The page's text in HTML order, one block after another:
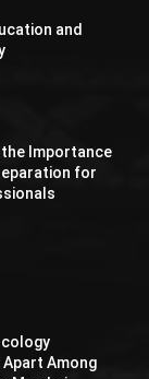
and
the Importance
for
Among